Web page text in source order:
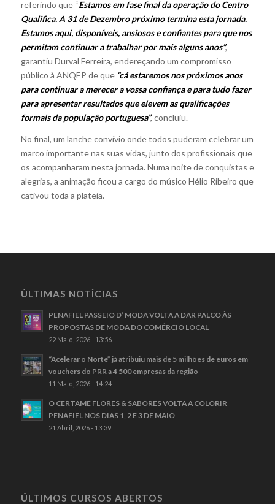
referindo que “Estamos em fase final da operação do Centro
Qualifica. A 31 de Dezembro próximo termina esta jornada.
Estamos aqui, disponíveis, ansiosos e confiantes para que nos
permitam continuar a trabalhar por mais alguns anos”,
garantiu Durval Ferreira, endereçando um compromisso
público à ANQEP de que “cá estaremos nos próximos anos
para continuar a merecer a vossa confiança e para tudo fazer
para apresentar resultados que elevem as qualificações
formais da população portuguesa”, concluiu.
No final, um lanche convívio onde todos puderam celebrar um
marco importante nas suas vidas, junto dos profissionais que
os acompanharam nesta jornada. Numa noite de conquistas e
alegrias, a animação ficou a cargo do músico Hélio Ribeiro que
cativou toda a plateia.
ÚLTIMAS NOTÍCIAS
PENAFIEL PASSEIO D’ MODA VOLTA A DAR PALCO ÀS
PROPOSTAS DE MODA DO COMÉRCIO LOCAL
22 Maio, 2026 - 13:56
“Acelerar o Norte” já atribuiu mais de 5 milhões de euros em
vouchers do PRR a 4 500 empresas da região
11 Maio, 2026 - 14:24
O CERTAME FLORES & SABORES VOLTA A COLORIR
PENAFIEL NOS DIAS 1, 2 E 3 DE MAIO
21 Abril, 2026 - 13:39
ÚLTIMOS CURSOS ABERTOS